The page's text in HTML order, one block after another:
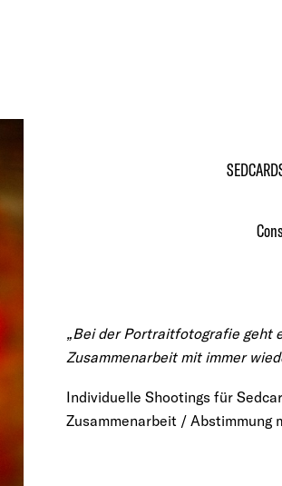
„Bei der Portraitfotografie geht
Zusammenarbeit mit immer
Individuelle Shootings für
Zusammenarbeit / Abstimmung